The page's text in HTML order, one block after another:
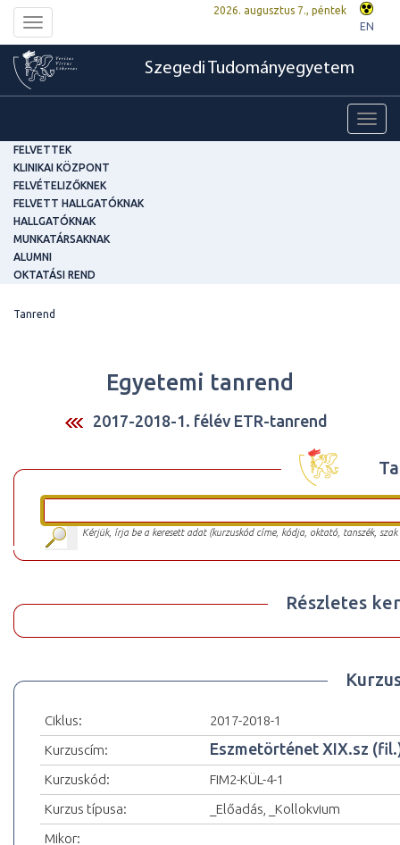
Toggle
navigation
2026. augusztus 7., péntek
EN
Szegedi Tudományegyetem
FELVETTEK
KLINIKAI KÖZPONT
FELVÉTELIZŐKNEK
FELVETT HALLGATÓKNAK
HALLGATÓKNAK
MUNKATÁRSAKNAK
ALUMNI
OKTATÁSI REND
Tanrend
Egyetemi tanrend
2017-2018-1. félév ETR-tanrend
Kérjük, írja be a keresett adat (kurzuskód címe, kódja, oktató, tanszék,
Részletes
Ciklus:
2017-2018-1
Kurzuscím:
Eszmetörténet XIX.sz
Kurzuskód:
FIM2-KÜL-4-1
Kurzus típusa:
_Előadás, _Kollokvium
Mikor: